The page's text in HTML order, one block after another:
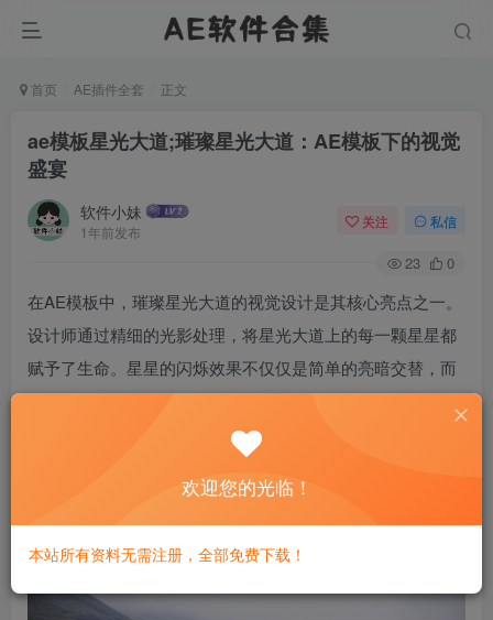
首页 AE插件全套 正文
ae模板星光大道;璀璨星光大道：AE模板下的视觉
盛宴
软件小妹
1年前发布
关注 私信
23 0
在AE模板中，璀璨星光大道的视觉设计是其核心亮点之一。
设计师通过精细的光影处理，将星光大道上的每一颗星星都
赋予了生命。星星的闪烁效果不仅仅是简单的亮暗交替，而
是通过复杂的粒子系统和光效插件，模拟出真实星空的动态
变化。这种设计不仅增强了视觉冲击力，还让观众仿佛置身
欢迎您的光临！
本站所有资料无需注册，全部免费下载！